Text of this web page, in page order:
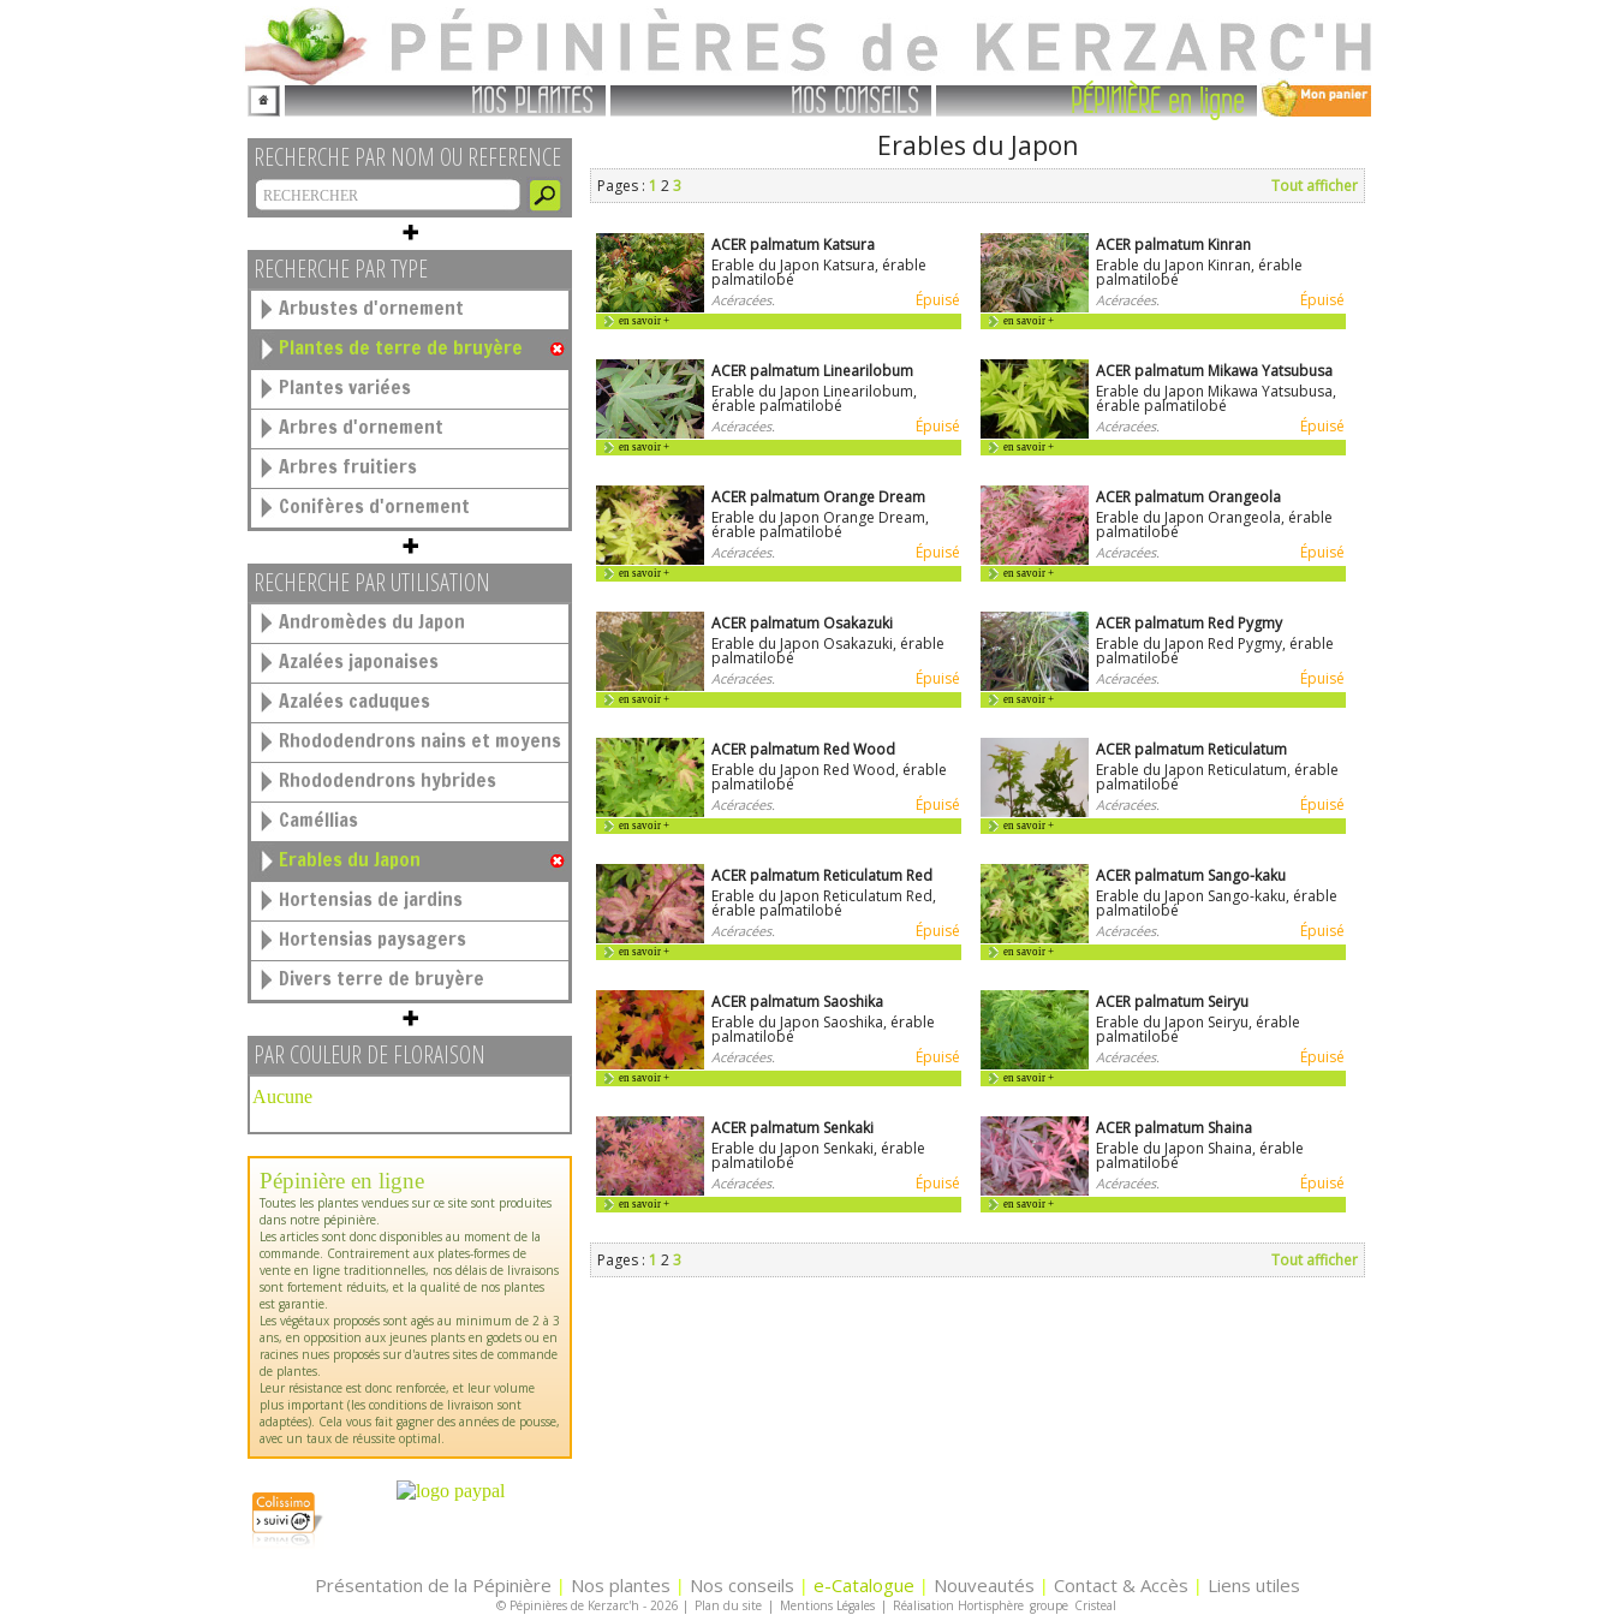
NOS PLANTES NOS CONSEILS PÉPINIÈRE en ligne
RECHERCHE PAR NOM OU REFERENCE
RECHERCHE PAR TYPE
Arbustes d'ornement
Plantes de terre de bruyère
Plantes variées
Arbres d'ornement
Arbres fruitiers
Conifères d'ornement
RECHERCHE PAR UTILISATION
Andromèdes du Japon
Azalées japonaises
Azalées caduques
Rhododendrons nains et moyens
Rhododendrons hybrides
Caméllias
Erables du Japon
Hortensias de jardins
Hortensias paysagers
Divers terre de bruyère
PAR COULEUR DE FLORAISON
Aucune
Pépinière en ligne
Toutes les plantes vendues sur ce site sont produites
dans notre pépinière.
Les articles sont donc disponibles au moment de la
commande. Contrairement aux plates-formes de
vente en ligne traditionnelles, nos délais de livraisons
sont fortement réduits, et la qualité de nos plantes
est garantie.
Les végétaux proposés sont agés au minimum de 2 à 3
ans, en opposition aux jeunes plants en godets ou en
racines nues proposés sur d'autres sites de commande
de plantes.
Leur résistance est donc renforcée, et leur volume
plus important (les conditions de livraison sont
adaptées). Cela vous fait gagner des années de pousse,
avec un taux de réussite optimal.
Erables du Japon
Pages : 1 23 Tout afficher
ACER palmatum Katsura
Erable du Japon Katsura, érable
palmatilobé
Épuisé
Acéracées.
en savoir +
ACER palmatum Kinran
Erable du Japon Kinran, érable
palmatilobé
Épuisé
Acéracées.
en savoir +
ACER palmatum Linearilobum
Erable du Japon Linearilobum,
érable palmatilobé
Épuisé
Acéracées.
en savoir +
ACER palmatum Mikawa Yatsubusa
Erable du Japon Mikawa Yatsubusa,
érable palmatilobé
Épuisé
Acéracées.
en savoir +
ACER palmatum Orange Dream
Erable du Japon Orange Dream,
érable palmatilobé
Épuisé
Acéracées.
en savoir +
ACER palmatum Orangeola
Erable du Japon Orangeola, érable
palmatilobé
Épuisé
Acéracées.
en savoir +
ACER palmatum Osakazuki
Erable du Japon Osakazuki, érable
palmatilobé
Épuisé
Acéracées.
en savoir +
ACER palmatum Red Pygmy
Erable du Japon Red Pygmy, érable
palmatilobé
Épuisé
Acéracées.
en savoir +
ACER palmatum Red Wood
Erable du Japon Red Wood, érable
palmatilobé
Épuisé
Acéracées.
en savoir +
ACER palmatum Reticulatum
Erable du Japon Reticulatum, érable
palmatilobé
Épuisé
Acéracées.
en savoir +
ACER palmatum Reticulatum Red
Erable du Japon Reticulatum Red,
érable palmatilobé
Épuisé
Acéracées.
en savoir +
ACER palmatum Sango-kaku
Erable du Japon Sango-kaku, érable
palmatilobé
Épuisé
Acéracées.
en savoir +
ACER palmatum Saoshika
Erable du Japon Saoshika, érable
palmatilobé
Épuisé
Acéracées.
en savoir +
ACER palmatum Seiryu
Erable du Japon Seiryu, érable
palmatilobé
Épuisé
Acéracées.
en savoir +
ACER palmatum Senkaki
Erable du Japon Senkaki, érable
palmatilobé
Épuisé
Acéracées.
en savoir +
ACER palmatum Shaina
Erable du Japon Shaina, érable
palmatilobé
Épuisé
Acéracées.
en savoir +
Pages : 1 23 Tout afficher
Présentation de la Pépinière | Nos plantes | Nos conseils | e-Catalogue | Nouveautés | Contact & Accès | Liens utiles
© Pépinières de Kerzarc'h - 2026 | Plan du site | Mentions Légales | Réalisation Hortisphère groupe Cristeal